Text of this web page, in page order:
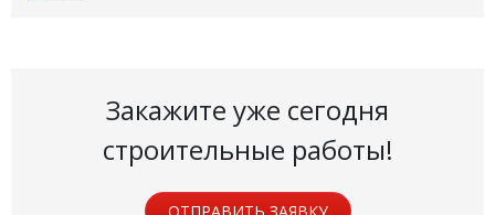
Закажите уже сегодня
строительные работы!
ОТПРАВИТЬ ЗАЯВКУ